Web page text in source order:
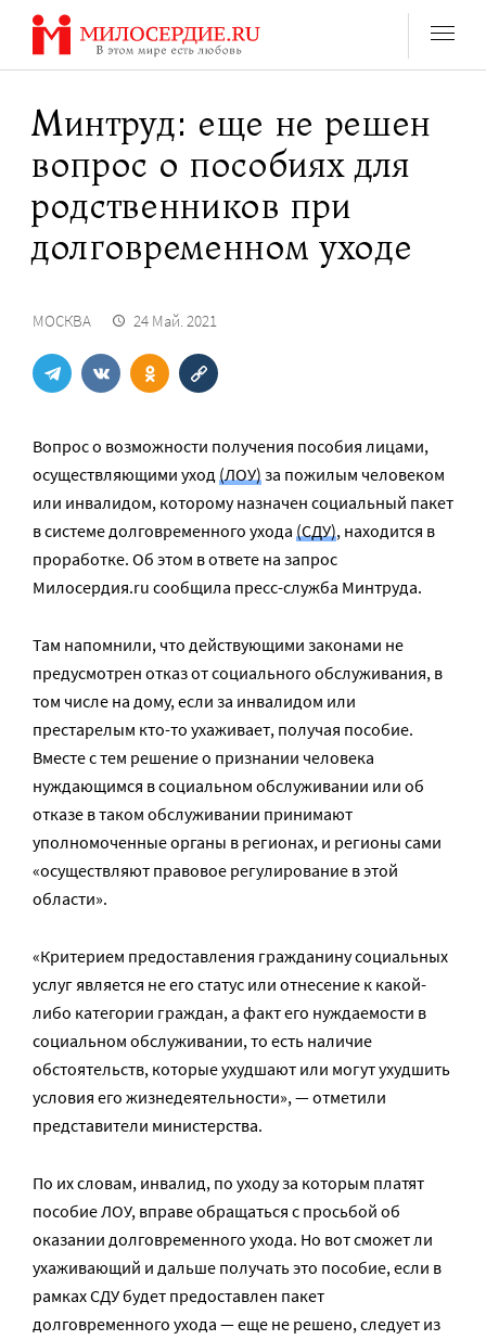
Перейти
содержанию
Минтруд: еще не решен
вопрос о пособиях для
родственников при
долговременном уходе
МОСКВА 24 Май. 2021
Вопрос о возможности получения пособия лицами,
осуществляющими уход(ЛОУ)за пожилым человеком
или инвалидом, которому назначен социальный пакет
в системе долговременного ухода (СДУ), находится в
проработке. Об этом в ответе на запрос
Милосердия.ru сообщила пресс-служба Минтруда.
Там напомнили, что действующими законами не
предусмотрен отказ от социального обслуживания, в
том числе на дому, если за инвалидом или
престарелым кто-то ухаживает, получая пособие.
Вместе с тем решение о признании человека
нуждающимся в социальном обслуживании или об
отказе в таком обслуживании принимают
уполномоченные органы в регионах, и регионы сами
«осуществляют правовое регулирование в этой
области».
«Критерием предоставления гражданину социальных
услуг является не его статус или отнесение к какой-
либо категории граждан, а факт его нуждаемости в
социальном обслуживании, то есть наличие
обстоятельств, которые ухудшают или могут ухудшить
условия его жизнедеятельности», — отметили
представители министерства.
По их словам, инвалид, по уходу за которым платят
пособие ЛОУ, вправе обращаться с просьбой об
оказании долговременного ухода. Но вот сможет ли
ухаживающий и дальше получать это пособие, если в
рамках СДУ будет предоставлен пакет
долговременного ухода — еще не решено, следует из